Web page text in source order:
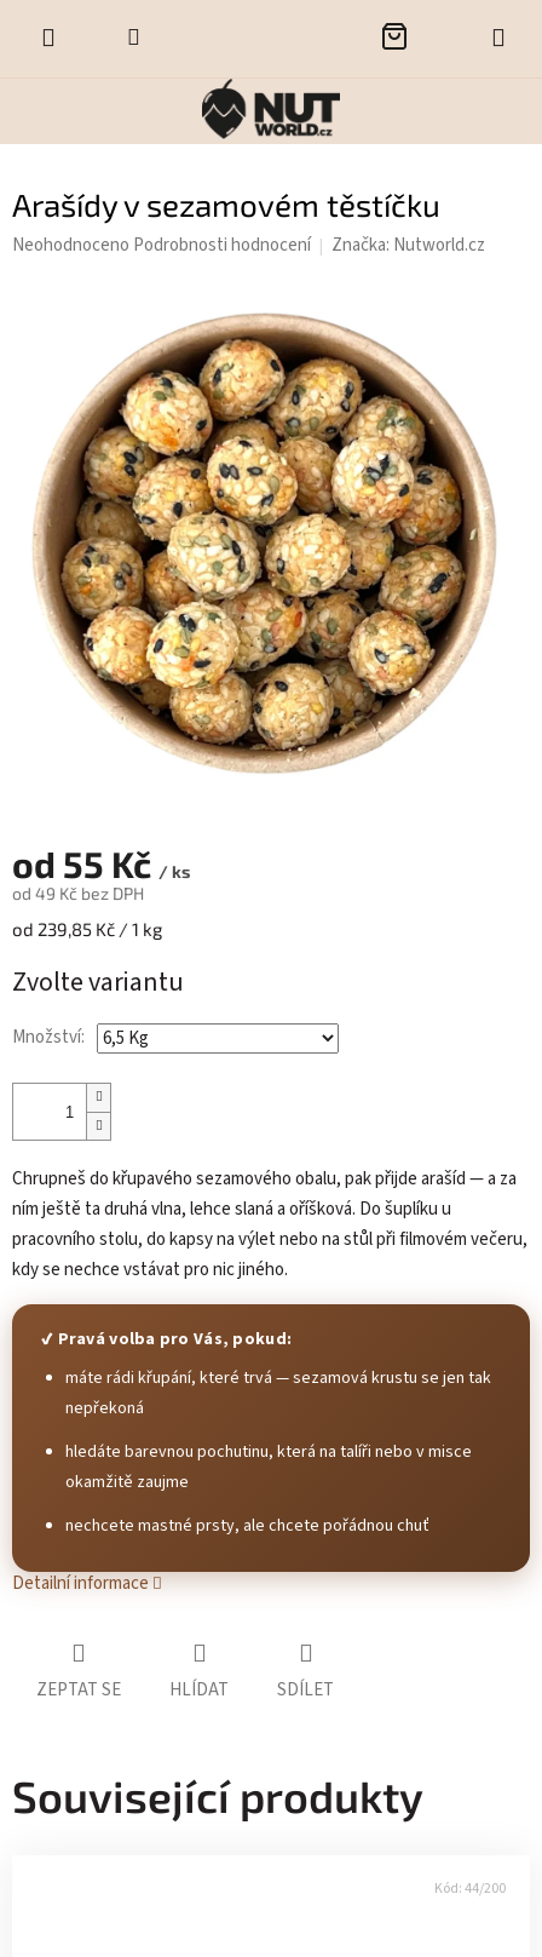
NÁKUPNÍ
Arašídy v sezamovém těstíčku
Průměrné
hvězdiček.
Neohodnoceno Podrobnosti hodnocení Značka: Nutworld.cz
od 55 Kč / ks
od 49 Kč bez DPH
Měrná
od 239,85 Kč / 1 kg
Zvolte variantu
Množství:
Chrupneš do křupavého sezamového obalu, pak přijde arašíd — a za
ním ještě ta druhá vlna, lehce slaná a oříšková. Do šuplíku u
pracovního stolu, do kapsy na výlet nebo na stůl při filmovém večeru,
kdy se nechce vstávat pro nic jiného.
✔ Pravá volba pro Vás, pokud:
máte rádi křupání, které trvá — sezamová krustu se jen tak
nepřekoná
hledáte barevnou pochutinu, která na talíři nebo v misce
okamžitě zaujme
nechcete mastné prsty, ale chcete pořádnou chuť
Detailní informace
ZEPTAT SE HLÍDAT SDÍLET
Související produkty
Kód:44/200